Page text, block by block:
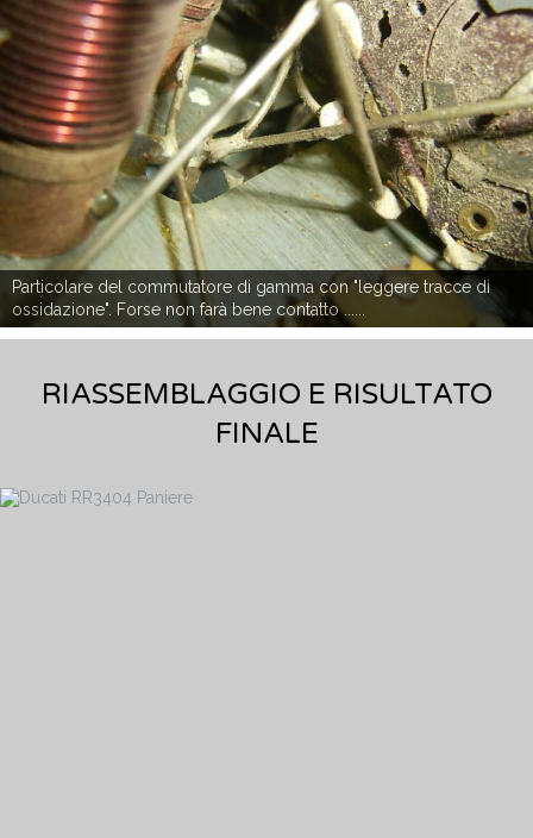
Particolare del commutatore di gamma con "leggere tracce di
ossidazione". Forse non farà bene contatto ......
RIASSEMBLAGGIO E RISULTATO
FINALE